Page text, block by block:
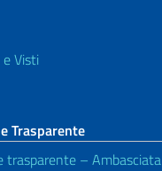
Visti
Trasparente
trasparente – Ambasciata